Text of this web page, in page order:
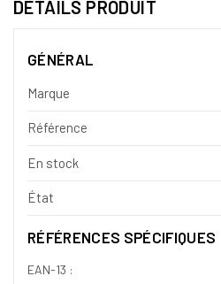
DÉTAILS PRODUIT
GÉNÉRAL
Marque
Référence
En stock
État
RÉFÉRENCES SPÉCIFIQUES
EAN-13 :